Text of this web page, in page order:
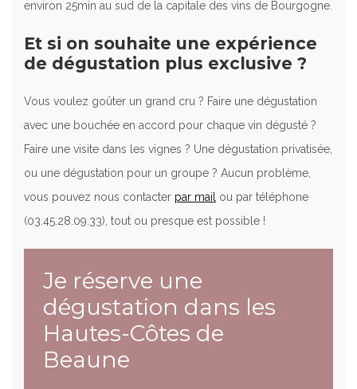
environ 25min au sud de la capitale des vins de Bourgogne.
Et si on souhaite une expérience
de dégustation plus exclusive ?
Vous voulez goûter un grand cru ? Faire une dégustation
avec une bouchée en accord pour chaque vin dégusté ?
Faire une visite dans les vignes ? Une dégustation privatisée,
ou une dégustation pour un groupe ? Aucun problème,
vous pouvez nous contacter par mail ou par téléphone
(03.45.28.09.33), tout ou presque est possible !
Je réserve une
dégustation dans les
Hautes-Côtes de
Beaune